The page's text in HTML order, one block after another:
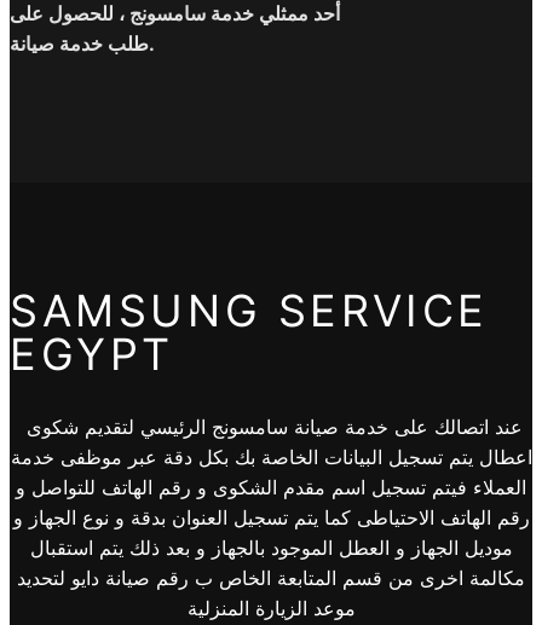
أحد ممثلي خدمة سامسونج ، للحصول على
طلب خدمة صيانة.
SAMSUNG SERVICE
EGYPT
اعطال يتم تسجيل البيانات الخاصة بك بكل دقة عبر موظفى خدمة
العملاء فيتم تسجيل اسم مقدم الشكوى و رقم الهاتف للتواصل و
رقم الهاتف الاحتياطى كما يتم تسجيل العنوان بدقة و نوع الجهاز و
موديل الجهاز و العطل الموجود بالجهاز و بعد ذلك يتم استقبال
مكالمة اخرى من قسم المتابعة الخاص ب رقم صيانة دايو لتحديد
موعد الزيارة المنزلية